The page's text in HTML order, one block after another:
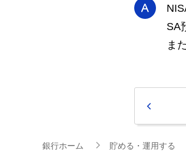
SA
ま
銀行ホーム 貯める・運用する